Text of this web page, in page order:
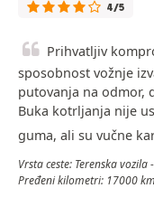
4/5
Prihvatljiv
sposobnost vožnje
putovanja na odmor,
Buka kotrljanja nije
guma, ali su vučne
Vrsta ceste: Terenska
Pređeni kilometri: 17000 km